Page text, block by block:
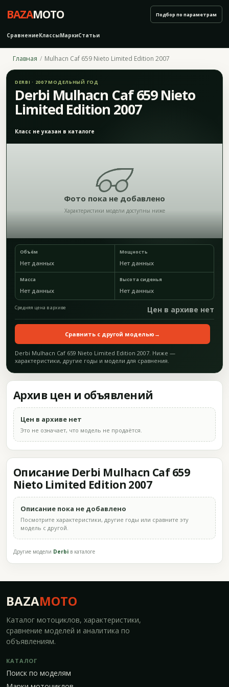
BAZAMOTO
СравнениеКлассыМаркиСтатьи
Подбор по параметрам
Главная Mulhacn Caf 659 Nieto Limited Edition 2007
DERBI · 2007 МОДЕЛЬНЫЙ ГОД
Derbi Mulhacn Caf 659 Nieto
Limited Edition 2007
Класс не указан в каталоге
Фото пока не добавлено
Характеристики модели доступны ниже
Объём
Нет данных
Мощность
Нет данных
Масса
Нет данных
Высота сиденья
Нет данных
Средняя цена в архиве Цен в архиве нет
Сравнить с другой моделью →
Derbi Mulhacn Caf 659 Nieto Limited Edition 2007. Ниже —
характеристики, другие годы и модели для сравнения.
Архив цен и объявлений
Цен в архиве нет
Это не означает, что модель не продаётся.
Описание Derbi Mulhacn Caf 659
Nieto Limited Edition 2007
Описание пока не добавлено
Посмотрите характеристики, другие годы или сравните эту
модель с другой.
Другие модели Derbi в каталоге
BAZAMOTO
Каталог мотоциклов, характеристики,
сравнение моделей и аналитика по
объявлениям.
КАТАЛОГ
Поиск по моделям